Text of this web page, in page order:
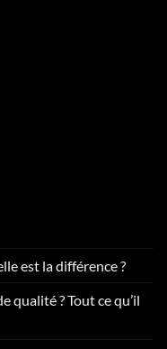
est la différence ?
qualité ? Tout ce qu’il